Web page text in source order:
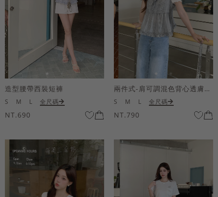
造型腰帶西裝短褲
S M L 全尺碼
NT.690
兩件式-肩可調混色背心透膚上衣套組
S M L 全尺碼
NT.790